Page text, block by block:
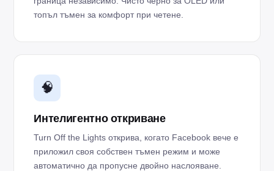
топъл тъмен за комфорт при четене.
🧠
Интелигентно откриване
Turn Off the Lights открива, когато Facebook вече е
приложил своя собствен тъмен режим и може
автоматично да пропусне двойно наслояване.